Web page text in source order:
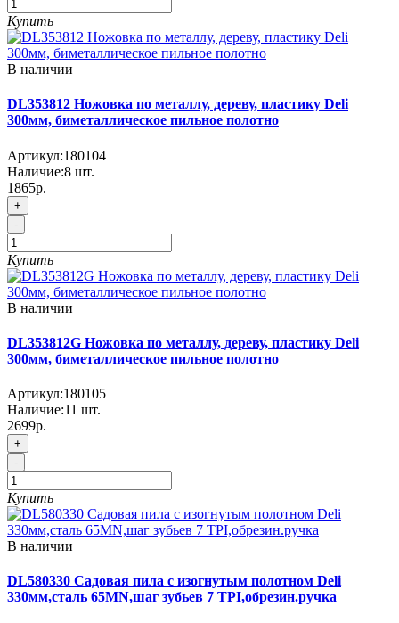
Купить
В наличии
DL353812 Ножовка по металлу, дереву, пластику Deli
300мм, биметаллическое пильное полотно
Артикул:180104
Наличие:8 шт.
1865р.
+
-
Купить
В наличии
DL353812G Ножовка по металлу, дереву, пластику Deli
300мм, биметаллическое пильное полотно
Артикул:180105
Наличие:11 шт.
2699р.
+
-
Купить
В наличии
DL580330 Садовая пила с изогнутым полотном Deli
330мм,сталь 65MN,шаг зубьев 7 TPI,обрезин.ручка